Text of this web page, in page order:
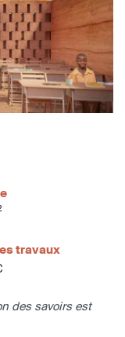
travaux
des savoirs est